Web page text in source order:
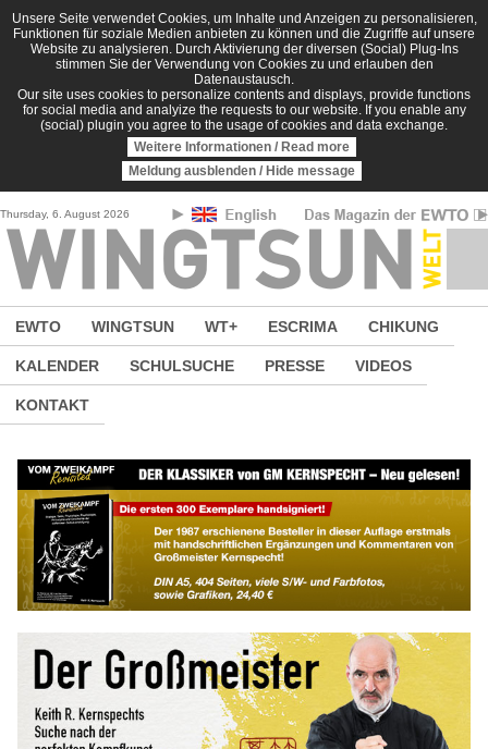
Direkt zum Inhalt
Unsere Seite verwendet Cookies, um Inhalte und Anzeigen zu personalisieren,
Funktionen für soziale Medien anbieten zu können und die Zugriffe auf unsere
Website zu analysieren. Durch Aktivierung der diversen (Social) Plug-Ins
stimmen Sie der Verwendung von Cookies zu und erlauben den
Datenaustausch.
Our site uses cookies to personalize contents and displays, provide functions
for social media and analyize the requests to our website. If you enable any
(social) plugin you agree to the usage of cookies and data exchange.
Weitere Informationen / Read more
Meldung ausblenden / Hide message
Thursday, 6. August 2026
EWTO WINGTSUN WT+ ESCRIMA CHIKUNG
KALENDER SCHULSUCHE PRESSE VIDEOS
KONTAKT